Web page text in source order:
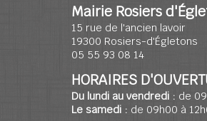
Mairie Rosiers
15 rue de l'ancien lavoir
19300 Rosiers-d'Égletons
05 55 93 08 14
HORAIRES
Du lundi au vendredi : de
Le samedi : de 09h00 à